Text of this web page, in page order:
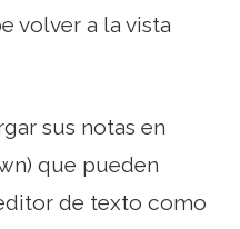
volver a la vista
sus notas en
que pueden
de texto como